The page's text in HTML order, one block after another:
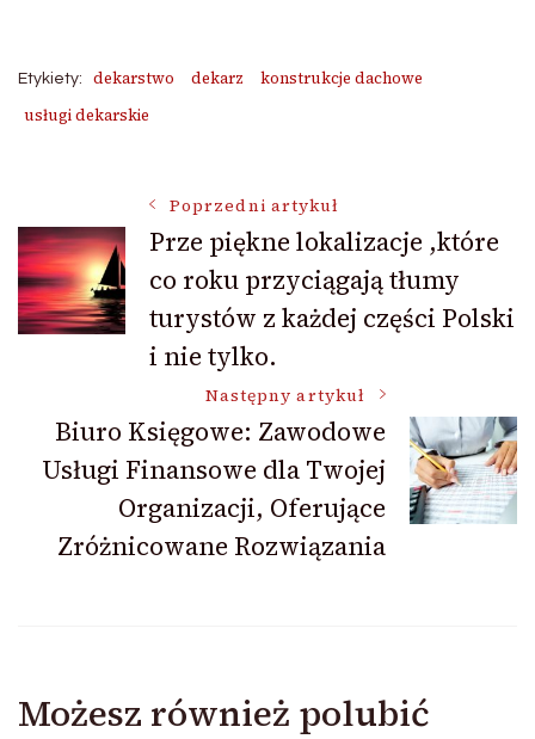
Etykiety: dekarstwo dekarz
konstrukcje dachowe
usługi dekarskie
Nawigacja
wpisu
Poprzedni artykuł
Prze piękne lokalizacje ,które
co roku przyciągają tłumy
turystów z każdej części Polski
i nie tylko.
Następny artykuł
Biuro Księgowe: Zawodowe
Usługi Finansowe dla Twojej
Organizacji, Oferujące
Zróżnicowane Rozwiązania
Możesz również polubić